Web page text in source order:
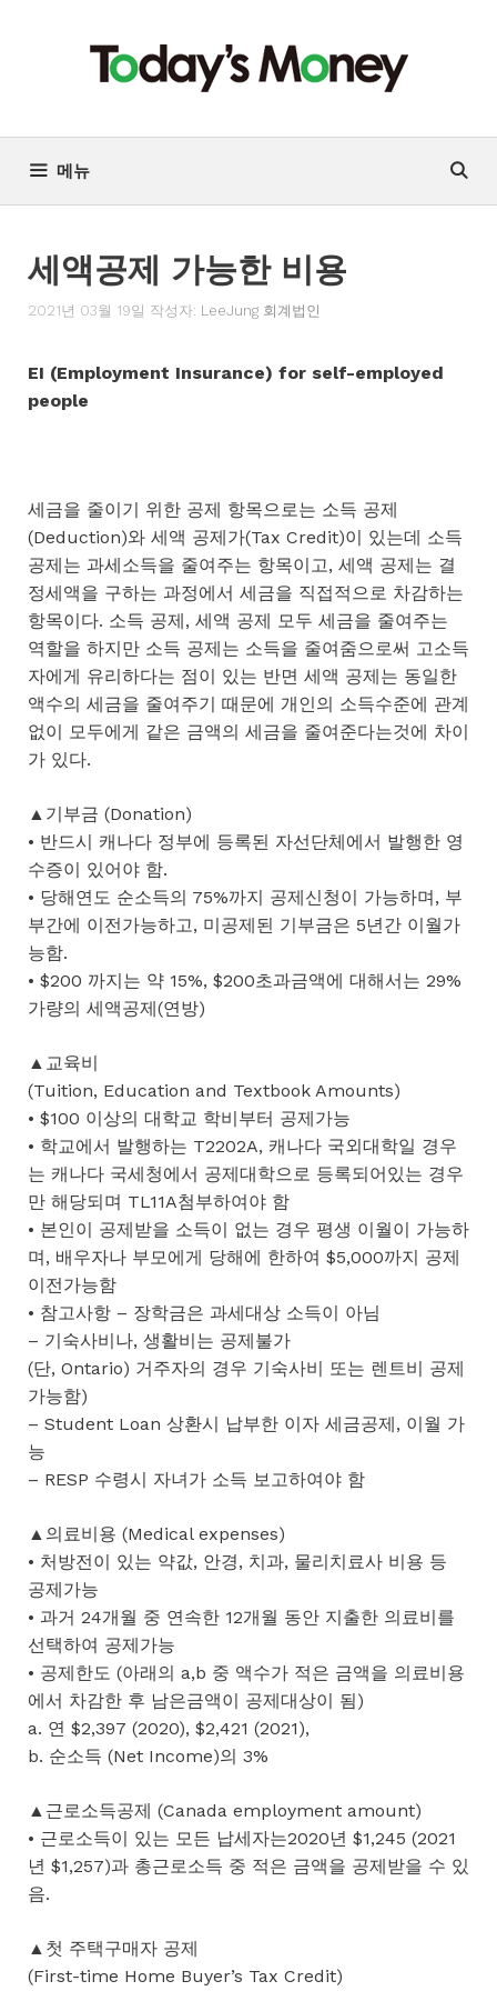
기
메뉴
세액공제 가능한 비용
2021년 03월 19일 작성자: LeeJung 회계법인
EI (Employment Insurance) for self-employed
people
세금을 줄이기 위한 공제 항목으로는 소득 공제
(Deduction)와 세액 공제가(Tax Credit)이 있는데 소득
공제는 과세소득을 줄여주는 항목이고, 세액 공제는 결
정세액을 구하는 과정에서 세금을 직접적으로 차감하는
항목이다. 소득 공제, 세액 공제 모두 세금을 줄여주는
역할을 하지만 소득 공제는 소득을 줄여줌으로써 고소득
자에게 유리하다는 점이 있는 반면 세액 공제는 동일한
액수의 세금을 줄여주기 때문에 개인의 소득수준에 관계
없이 모두에게 같은 금액의 세금을 줄여준다는것에 차이
가 있다.
▲기부금 (Donation)
• 반드시 캐나다 정부에 등록된 자선단체에서 발행한 영
수증이 있어야 함.
• 당해연도 순소득의 75%까지 공제신청이 가능하며, 부
부간에 이전가능하고, 미공제된 기부금은 5년간 이월가
능함.
• $200 까지는 약 15%, $200초과금액에 대해서는 29%
가량의 세액공제(연방)
▲교육비
(Tuition, Education and Textbook Amounts)
• $100 이상의 대학교 학비부터 공제가능
• 학교에서 발행하는 T2202A, 캐나다 국외대학일 경우
는 캐나다 국세청에서 공제대학으로 등록되어있는 경우
만 해당되며 TL11A첨부하여야 함
• 본인이 공제받을 소득이 없는 경우 평생 이월이 가능하
며, 배우자나 부모에게 당해에 한하여 $5,000까지 공제
이전가능함
• 참고사항 – 장학금은 과세대상 소득이 아님
– 기숙사비나, 생활비는 공제불가
(단, Ontario) 거주자의 경우 기숙사비 또는 렌트비 공제
가능함)
– Student Loan 상환시 납부한 이자 세금공제, 이월 가
능
– RESP 수령시 자녀가 소득 보고하여야 함
▲의료비용 (Medical expenses)
• 처방전이 있는 약값, 안경, 치과, 물리치료사 비용 등
공제가능
• 과거 24개월 중 연속한 12개월 동안 지출한 의료비를
선택하여 공제가능
• 공제한도 (아래의 a,b 중 액수가 적은 금액을 의료비용
에서 차감한 후 남은금액이 공제대상이 됨)
a. 연 $2,397 (2020), $2,421 (2021),
b. 순소득 (Net Income)의 3%
▲근로소득공제 (Canada employment amount)
• 근로소득이 있는 모든 납세자는2020년 $1,245 (2021
년 $1,257)과 총근로소득 중 적은 금액을 공제받을 수 있
음.
▲첫 주택구매자 공제
(First-time Home Buyer’s Tax Credit)